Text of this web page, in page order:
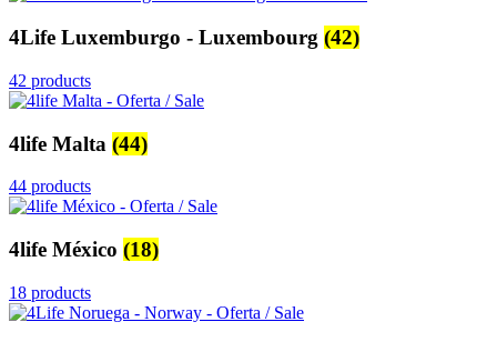
4Life Luxemburgo - Luxembourg (42)
42 products
4life Malta (44)
44 products
4life México (18)
18 products